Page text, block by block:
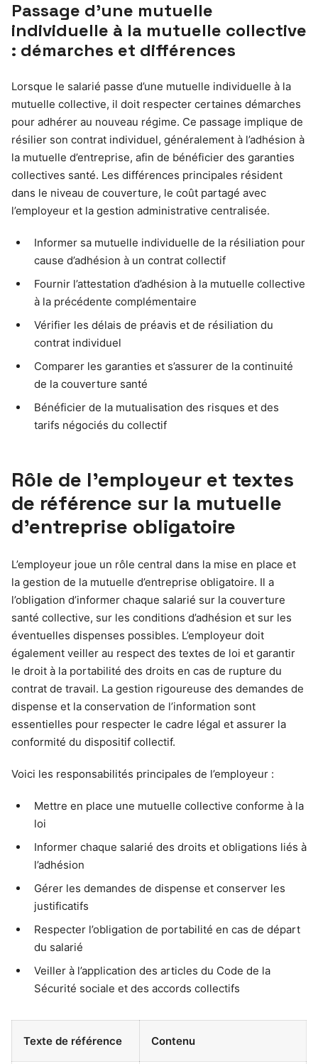
Passage d’une mutuelle
individuelle à la mutuelle collective
: démarches et différences
Lorsque le salarié passe d’une mutuelle individuelle à la
mutuelle collective, il doit respecter certaines démarches
pour adhérer au nouveau régime. Ce passage implique de
résilier son contrat individuel, généralement à l’adhésion à
la mutuelle d’entreprise, afin de bénéficier des garanties
collectives santé. Les différences principales résident
dans le niveau de couverture, le coût partagé avec
l’employeur et la gestion administrative centralisée.
Informer sa mutuelle individuelle de la résiliation pour
cause d’adhésion à un contrat collectif
Fournir l’attestation d’adhésion à la mutuelle collective
à la précédente complémentaire
Vérifier les délais de préavis et de résiliation du
contrat individuel
Comparer les garanties et s’assurer de la continuité
de la couverture santé
Bénéficier de la mutualisation des risques et des
tarifs négociés du collectif
Rôle de l’employeur et textes
de référence sur la mutuelle
d’entreprise obligatoire
L’employeur joue un rôle central dans la mise en place et
la gestion de la mutuelle d’entreprise obligatoire. Il a
l’obligation d’informer chaque salarié sur la couverture
santé collective, sur les conditions d’adhésion et sur les
éventuelles dispenses possibles. L’employeur doit
également veiller au respect des textes de loi et garantir
le droit à la portabilité des droits en cas de rupture du
contrat de travail. La gestion rigoureuse des demandes de
dispense et la conservation de l’information sont
essentielles pour respecter le cadre légal et assurer la
conformité du dispositif collectif.
Voici les responsabilités principales de l’employeur :
Mettre en place une mutuelle collective conforme à la
loi
Informer chaque salarié des droits et obligations liés à
l’adhésion
Gérer les demandes de dispense et conserver les
justificatifs
Respecter l’obligation de portabilité en cas de départ
du salarié
Veiller à l’application des articles du Code de la
Sécurité sociale et des accords collectifs
Texte de référence Contenu